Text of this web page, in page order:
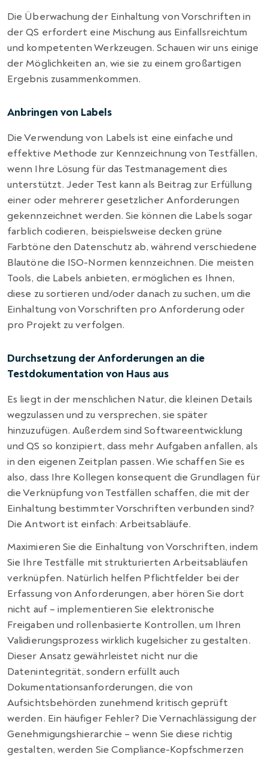
Die Überwachung der Einhaltung von Vorschriften in
der QS erfordert eine Mischung aus Einfallsreichtum
und kompetenten Werkzeugen. Schauen wir uns einige
der Möglichkeiten an, wie sie zu einem großartigen
Ergebnis zusammenkommen.
Anbringen von Labels
Die Verwendung von Labels ist eine einfache und
effektive Methode zur Kennzeichnung von Testfällen,
wenn Ihre Lösung für das Testmanagement dies
unterstützt. Jeder Test kann als Beitrag zur Erfüllung
einer oder mehrerer gesetzlicher Anforderungen
gekennzeichnet werden. Sie können die Labels sogar
farblich codieren, beispielsweise decken grüne
Farbtöne den Datenschutz ab, während verschiedene
Blautöne die ISO-Normen kennzeichnen. Die meisten
Tools, die Labels anbieten, ermöglichen es Ihnen,
diese zu sortieren und/oder danach zu suchen, um die
Einhaltung von Vorschriften pro Anforderung oder
pro Projekt zu verfolgen.
Durchsetzung der Anforderungen an die
Testdokumentation von Haus aus
Es liegt in der menschlichen Natur, die kleinen Details
wegzulassen und zu versprechen, sie später
hinzuzufügen. Außerdem sind Softwareentwicklung
und QS so konzipiert, dass mehr Aufgaben anfallen, als
in den eigenen Zeitplan passen. Wie schaffen Sie es
also, dass Ihre Kollegen konsequent die Grundlagen für
die Verknüpfung von Testfällen schaffen, die mit der
Einhaltung bestimmter Vorschriften verbunden sind?
Die Antwort ist einfach: Arbeitsabläufe.
Maximieren Sie die Einhaltung von Vorschriften, indem
Sie Ihre Testfälle mit strukturierten Arbeitsabläufen
verknüpfen. Natürlich helfen Pflichtfelder bei der
Erfassung von Anforderungen, aber hören Sie dort
nicht auf – implementieren Sie elektronische
Freigaben und rollenbasierte Kontrollen, um Ihren
Validierungsprozess wirklich kugelsicher zu gestalten.
Dieser Ansatz gewährleistet nicht nur die
Datenintegrität, sondern erfüllt auch
Dokumentationsanforderungen, die von
Aufsichtsbehörden zunehmend kritisch geprüft
werden. Ein häufiger Fehler? Die Vernachlässigung der
Genehmigungshierarchie – wenn Sie diese richtig
gestalten, werden Sie Compliance-Kopfschmerzen